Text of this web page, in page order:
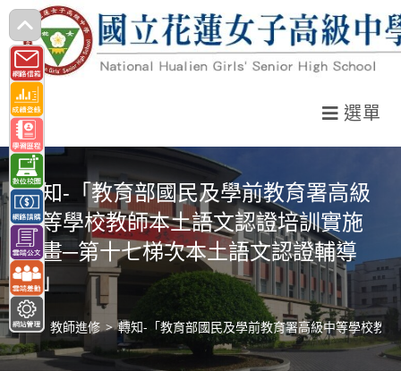
跳
轉
至
主
要
內
容
選單
轉知-「教育部國民及學前教育署高級
中等學校教師本土語文認證培訓實施
計畫─第十七梯次本土語文認證輔導
班」
> 教師進修 > 轉知-「教育部國民及學前教育署高級中等學校教